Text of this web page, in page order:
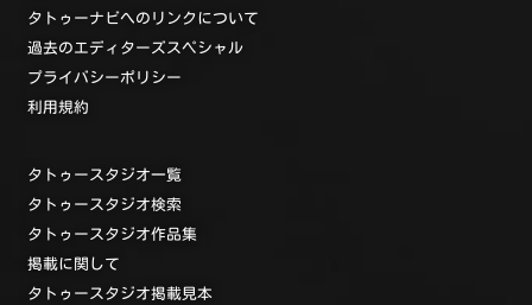
タトゥーナビへのリンクについて
過去のエディターズスペシャル
プライバシーポリシー
利用規約
タトゥースタジオ一覧
タトゥースタジオ検索
タトゥースタジオ作品集
掲載に関して
タトゥースタジオ掲載見本